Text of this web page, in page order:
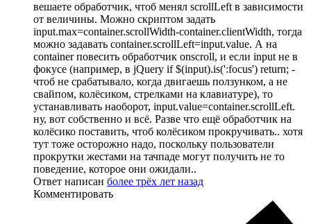
вешаете обработчик, чтоб менял scrollLeft в зависимости
от величины. Можно скриптом задать
input.max=container.scrollWidth-container.clientWidth, тогда
можно задавать container.scrollLeft=input.value. А на
container повесить обработчик onscroll, и если input не в
фокусе (например, в jQuery if $(input).is(':focus') return; -
чтоб не срабатывало, когда двигаешь ползунком, а не
свайпом, колёсиком, стрелками на клавиатуре), то
устанавливать наоборот, input.value=container.scrollLeft.
ну, вот собственно и всё. Разве что ещё обработчик на
колёсико поставить, чтоб колёсиком прокручивать.. хотя
тут тоже осторожно надо, поскольку пользователи
прокрутки жестами на тачпаде могут получить не то
поведение, которое они ожидали..
Ответ написан более трёх лет назад
Комментировать